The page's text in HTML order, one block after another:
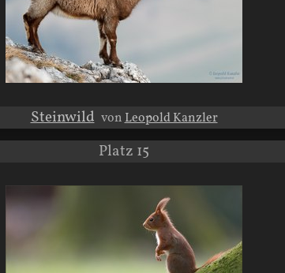
Steinwild vonLeopold Kanzler
Platz 15